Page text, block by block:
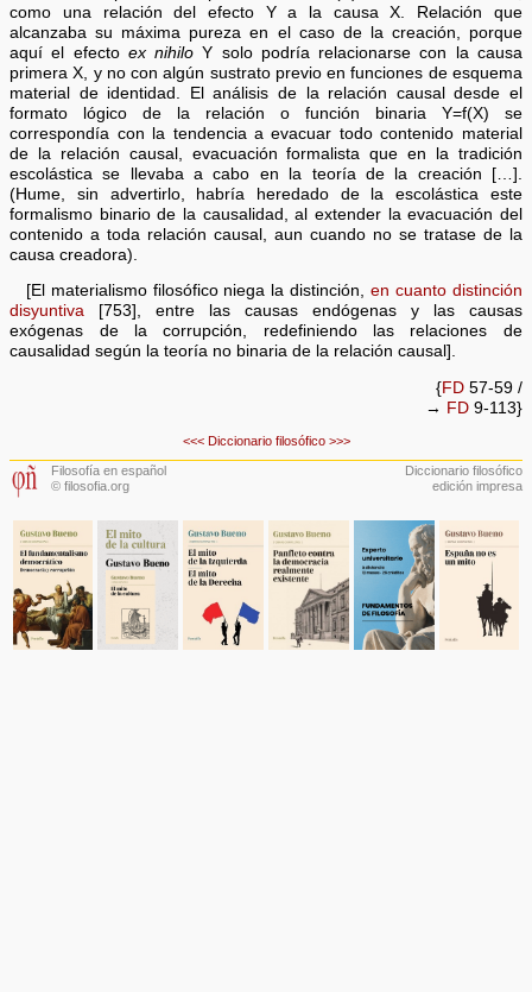
como una relación del efecto Y a la causa X. Relación que
alcanzaba su máxima pureza en el caso de la creación, porque
aquí el efecto ex nihilo Y solo podría relacionarse con la causa
primera X, y no con algún sustrato previo en funciones de esquema
material de identidad. El análisis de la relación causal desde el
formato lógico de la relación o función binaria Y=f(X) se
correspondía con la tendencia a evacuar todo contenido material
de la relación causal, evacuación formalista que en la tradición
escolástica se llevaba a cabo en la teoría de la creación […].
(Hume, sin advertirlo, habría heredado de la escolástica este
formalismo binario de la causalidad, al extender la evacuación del
contenido a toda relación causal, aun cuando no se tratase de la
causa creadora).
[El materialismo filosófico niega la distinción,en cuanto distinción
disyuntiva [753], entre las causas endógenas y las causas
exógenas de la corrupción, redefiniendo las relaciones de
causalidad según la teoría no binaria de la relación causal].
{FD57-59 /
→ FD9-113}
<<< Diccionario filosófico >>>
Filosofía en español
© filosofia.org
Diccionario filosófico
edición impresa